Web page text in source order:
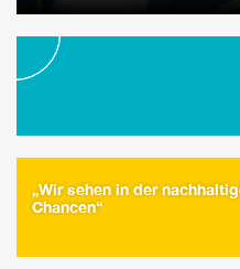
„Wir sehen in der
Chancen“